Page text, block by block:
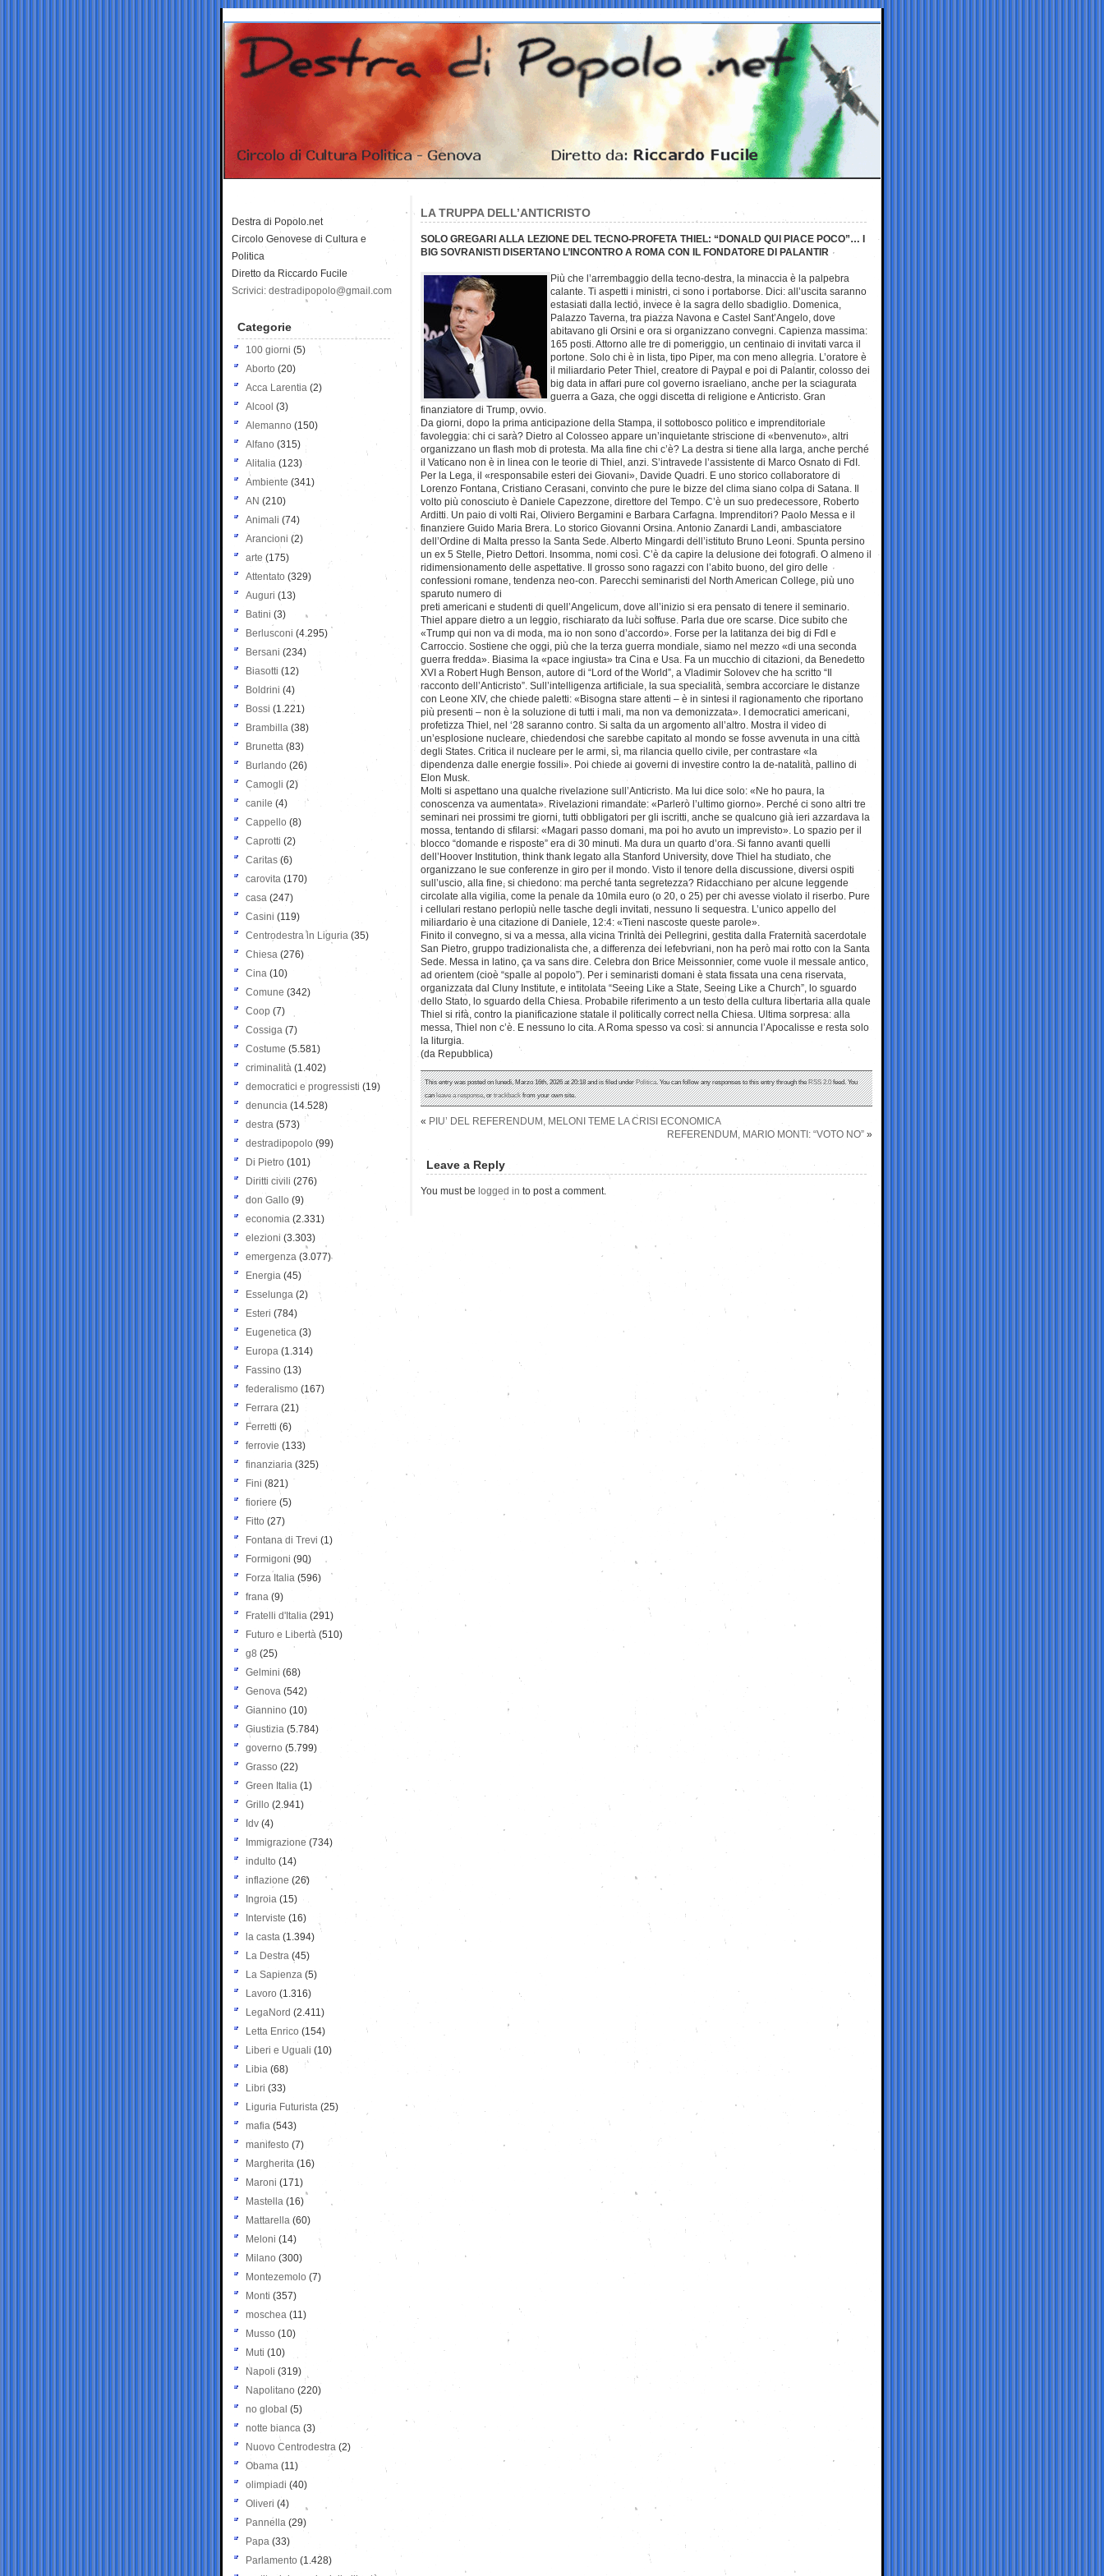
LA TRUPPA DELL’ANTICRISTO
SOLO GREGARI ALLA LEZIONE DEL TECNO-PROFETA THIEL: “DONALD QUI PIACE POCO”… I
BIG SOVRANISTI DISERTANO L’INCONTRO A ROMA CON IL FONDATORE DI PALANTIR
Più che l’arrembaggio della tecno-destra, la minaccia è la palpebra
calante. Ti aspetti i ministri, ci sono i portaborse. Dici: all’uscita saranno
estasiati dalla lectio, invece è la sagra dello sbadiglio. Domenica,
Palazzo Taverna, tra piazza Navona e Castel Sant’Angelo, dove
abitavano gli Orsini e ora si organizzano convegni. Capienza massima:
165 posti. Attorno alle tre di pomeriggio, un centinaio di invitati varca il
portone. Solo chi è in lista, tipo Piper, ma con meno allegria. L’oratore è
il miliardario Peter Thiel, creatore di Paypal e poi di Palantir, colosso dei
big data in affari pure col governo israeliano, anche per la sciagurata
guerra a Gaza, che oggi discetta di religione e Anticristo. Gran
finanziatore di Trump, ovvio.
Da giorni, dopo la prima anticipazione della Stampa, il sottobosco politico e imprenditoriale
favoleggia: chi ci sarà? Dietro al Colosseo appare un’inquietante striscione di «benvenuto», altri
organizzano un flash mob di protesta. Ma alla fine chi c’è? La destra si tiene alla larga, anche perché
il Vaticano non è in linea con le teorie di Thiel, anzi. S’intravede l’assistente di Marco Osnato di FdI.
Per la Lega, il «responsabile esteri dei Giovani», Davide Quadri. E uno storico collaboratore di
Lorenzo Fontana, Cristiano Cerasani, convinto che pure le bizze del clima siano colpa di Satana. Il
volto più conosciuto è Daniele Capezzone, direttore del Tempo. C’è un suo predecessore, Roberto
Arditti. Un paio di volti Rai, Oliviero Bergamini e Barbara Carfagna. Imprenditori? Paolo Messa e il
finanziere Guido Maria Brera. Lo storico Giovanni Orsina. Antonio Zanardi Landi, ambasciatore
dell’Ordine di Malta presso la Santa Sede. Alberto Mingardi dell’istituto Bruno Leoni. Spunta persino
un ex 5 Stelle, Pietro Dettori. Insomma, nomi così. C’è da capire la delusione dei fotografi. O almeno il
ridimensionamento delle aspettative. Il grosso sono ragazzi con l’abito buono, del giro delle
confessioni romane, tendenza neo-con. Parecchi seminaristi del North American College, più uno
sparuto numero di
preti americani e studenti di quell’Angelicum, dove all’inizio si era pensato di tenere il seminario.
Thiel appare dietro a un leggio, rischiarato da luci soffuse. Parla due ore scarse. Dice subito che
«Trump qui non va di moda, ma io non sono d’accordo». Forse per la latitanza dei big di FdI e
Carroccio. Sostiene che oggi, più che la terza guerra mondiale, siamo nel mezzo «di una seconda
guerra fredda». Biasima la «pace ingiusta» tra Cina e Usa. Fa un mucchio di citazioni, da Benedetto
XVI a Robert Hugh Benson, autore di “Lord of the World”, a Vladimir Solovev che ha scritto “Il
racconto dell’Anticristo”. Sull’intelligenza artificiale, la sua specialità, sembra accorciare le distanze
con Leone XIV, che chiede paletti: «Bisogna stare attenti – è in sintesi il ragionamento che riportano
più presenti – non è la soluzione di tutti i mali, ma non va demonizzata». I democratici americani,
profetizza Thiel, nel ‘28 saranno contro. Si salta da un argomento all’altro. Mostra il video di
un’esplosione nucleare, chiedendosi che sarebbe capitato al mondo se fosse avvenuta in una città
degli States. Critica il nucleare per le armi, sì, ma rilancia quello civile, per contrastare «la
dipendenza dalle energie fossili». Poi chiede ai governi di investire contro la de-natalità, pallino di
Elon Musk.
Molti si aspettano una qualche rivelazione sull’Anticristo. Ma lui dice solo: «Ne ho paura, la
conoscenza va aumentata». Rivelazioni rimandate: «Parlerò l’ultimo giorno». Perché ci sono altri tre
seminari nei prossimi tre giorni, tutti obbligatori per gli iscritti, anche se qualcuno già ieri azzardava la
mossa, tentando di sfilarsi: «Magari passo domani, ma poi ho avuto un imprevisto». Lo spazio per il
blocco “domande e risposte” era di 30 minuti. Ma dura un quarto d’ora. Si fanno avanti quelli
dell’Hoover Institution, think thank legato alla Stanford University, dove Thiel ha studiato, che
organizzano le sue conferenze in giro per il mondo. Visto il tenore della discussione, diversi ospiti
sull’uscio, alla fine, si chiedono: ma perché tanta segretezza? Ridacchiano per alcune leggende
circolate alla vigilia, come la penale da 10mila euro (o 20, o 25) per chi avesse violato il riserbo. Pure
i cellulari restano perlopiù nelle tasche degli invitati, nessuno li sequestra. L’unico appello del
miliardario è una citazione di Daniele, 12:4: «Tieni nascoste queste parole».
Finito il convegno, si va a messa, alla vicina Trinità dei Pellegrini, gestita dalla Fraternità sacerdotale
San Pietro, gruppo tradizionalista che, a differenza dei lefebvriani, non ha però mai rotto con la Santa
Sede. Messa in latino, ça va sans dire. Celebra don Brice Meissonnier, come vuole il messale antico,
ad orientem (cioè “spalle al popolo”). Per i seminaristi domani è stata fissata una cena riservata,
organizzata dal Cluny Institute, e intitolata “Seeing Like a State, Seeing Like a Church”, lo sguardo
dello Stato, lo sguardo della Chiesa. Probabile riferimento a un testo della cultura libertaria alla quale
Thiel si rifà, contro la pianificazione statale il politically correct nella Chiesa. Ultima sorpresa: alla
messa, Thiel non c’è. E nessuno lo cita. A Roma spesso va così: si annuncia l’Apocalisse e resta solo
la liturgia.
(da Repubblica)
This entry was posted on lunedì, Marzo 16th, 2026 at 20:18 and is filed underPolitica. You can follow any responses to this entry through theRSS 2.0feed. You
canleave a response, ortrackbackfrom your own site.
« PIU’ DEL REFERENDUM, MELONI TEME LA CRISI ECONOMICA
REFERENDUM, MARIO MONTI: “VOTO NO” »
Leave a Reply
You must be logged in to post a comment.
Destra di Popolo.net
Circolo Genovese di Cultura e
Politica
Diretto da Riccardo Fucile
Scrivici: destradipopolo@gmail.com
Categorie
100 giorni (5)
Aborto (20)
Acca Larentia (2)
Alcool (3)
Alemanno (150)
Alfano (315)
Alitalia (123)
Ambiente (341)
AN (210)
Animali (74)
Arancioni (2)
arte (175)
Attentato (329)
Auguri (13)
Batini (3)
Berlusconi (4.295)
Bersani (234)
Biasotti (12)
Boldrini (4)
Bossi (1.221)
Brambilla (38)
Brunetta (83)
Burlando (26)
Camogli (2)
canile (4)
Cappello (8)
Caprotti (2)
Caritas (6)
carovita (170)
casa (247)
Casini (119)
Centrodestra in Liguria (35)
Chiesa (276)
Cina (10)
Comune (342)
Coop (7)
Cossiga (7)
Costume (5.581)
criminalità (1.402)
democratici e progressisti (19)
denuncia (14.528)
destra (573)
destradipopolo (99)
Di Pietro (101)
Diritti civili (276)
don Gallo (9)
economia (2.331)
elezioni (3.303)
emergenza (3.077)
Energia (45)
Esselunga (2)
Esteri (784)
Eugenetica (3)
Europa (1.314)
Fassino (13)
federalismo (167)
Ferrara (21)
Ferretti (6)
ferrovie (133)
finanziaria (325)
Fini (821)
fioriere (5)
Fitto (27)
Fontana di Trevi (1)
Formigoni (90)
Forza Italia (596)
frana (9)
Fratelli d'Italia (291)
Futuro e Libertà (510)
g8 (25)
Gelmini (68)
Genova (542)
Giannino (10)
Giustizia (5.784)
governo (5.799)
Grasso (22)
Green Italia (1)
Grillo (2.941)
Idv (4)
Immigrazione (734)
indulto (14)
inflazione (26)
Ingroia (15)
Interviste (16)
la casta (1.394)
La Destra (45)
La Sapienza (5)
Lavoro (1.316)
LegaNord (2.411)
Letta Enrico (154)
Liberi e Uguali (10)
Libia (68)
Libri (33)
Liguria Futurista (25)
mafia (543)
manifesto (7)
Margherita (16)
Maroni (171)
Mastella (16)
Mattarella (60)
Meloni (14)
Milano (300)
Montezemolo (7)
Monti (357)
moschea (11)
Musso (10)
Muti (10)
Napoli (319)
Napolitano (220)
no global (5)
notte bianca (3)
Nuovo Centrodestra (2)
Obama (11)
olimpiadi (40)
Oliveri (4)
Pannella (29)
Papa (33)
Parlamento (1.428)